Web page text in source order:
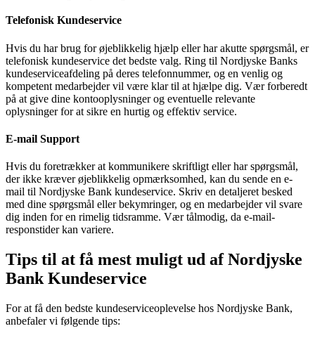
Telefonisk Kundeservice
Hvis du har brug for øjeblikkelig hjælp eller har akutte spørgsmål, er
telefonisk kundeservice det bedste valg. Ring til Nordjyske Banks
kundeserviceafdeling på deres telefonnummer, og en venlig og
kompetent medarbejder vil være klar til at hjælpe dig. Vær forberedt
på at give dine kontooplysninger og eventuelle relevante
oplysninger for at sikre en hurtig og effektiv service.
E-mail Support
Hvis du foretrækker at kommunikere skriftligt eller har spørgsmål,
der ikke kræver øjeblikkelig opmærksomhed, kan du sende en e-
mail til Nordjyske Bank kundeservice. Skriv en detaljeret besked
med dine spørgsmål eller bekymringer, og en medarbejder vil svare
dig inden for en rimelig tidsramme. Vær tålmodig, da e-mail-
responstider kan variere.
Tips til at få mest muligt ud af Nordjyske
Bank Kundeservice
For at få den bedste kundeserviceoplevelse hos Nordjyske Bank,
anbefaler vi følgende tips: